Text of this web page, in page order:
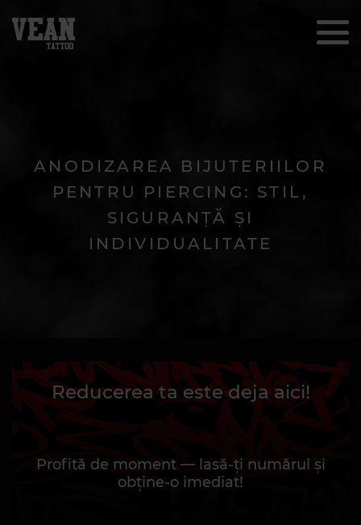
ANODIZAREA BIJUTERIILOR
PENTRU PIERCING: STIL,
SIGURANȚĂ ȘI
INDIVIDUALITATE
Reducerea ta este deja aici!
Profită de moment — lasă-ți numărul și
obține-o imediat!